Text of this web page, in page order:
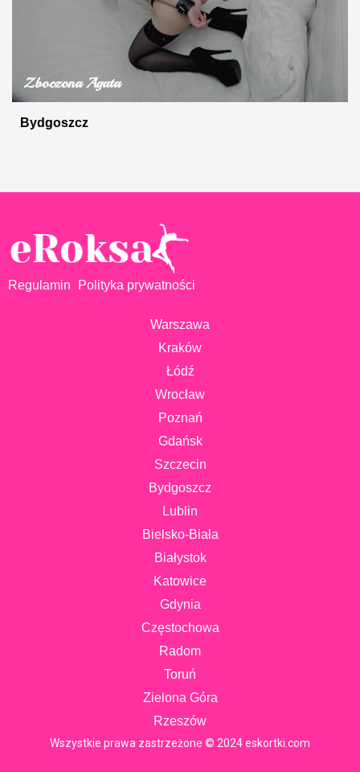
Zboczona Agata
Bydgoszcz
Regulamin Polityka prywatności
Warszawa
Kraków
Łódź
Wrocław
Poznań
Gdańsk
Szczecin
Bydgoszcz
Lublin
Bielsko-Biała
Białystok
Katowice
Gdynia
Częstochowa
Radom
Toruń
Zielona Góra
Rzeszów
Wszystkie prawa zastrzeżone © 2024 eskortki.com